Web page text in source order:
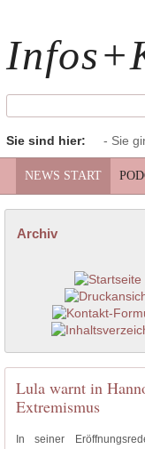
Sie sind hier: - Sie
NEWS START
Archiv
Lula warnt in
Extremismus
In seiner